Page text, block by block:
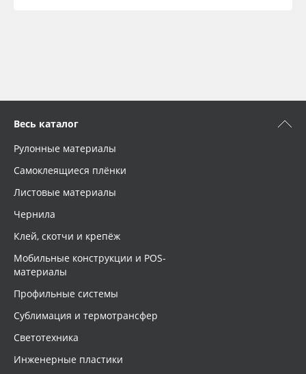
Весь каталог
Рулонные материалы
Самоклеящиеся плёнки
Листовые материалы
Чернила
Клей, скотчи и крепёж
Мобильные конструкции и POS-
материалы
Профильные системы
Сублимация и термотрансфер
Светотехника
Инженерные пластики